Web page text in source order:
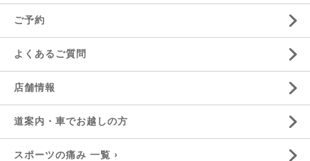
ご予約
よくあるご質問
店舗情報
道案内・車でお越しの方
スポーツの痛み 一覧 ›